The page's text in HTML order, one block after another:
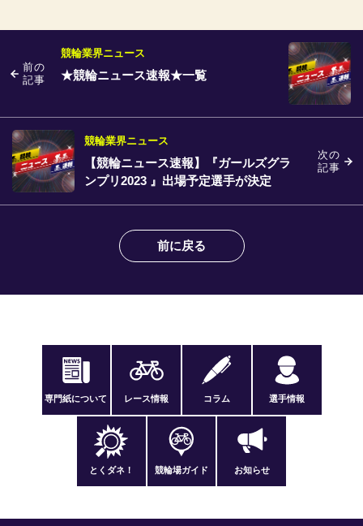
前の
記事
競輪業界ニュース
★競輪ニュース速報★一覧
次の
記事
競輪業界ニュース
【競輪ニュース速報】『ガールズグラ
ンプリ2023 』出場予定選手が決定
前に戻る
専門紙について レース情報 コラム 選手情報
とくダネ！ 競輪場ガイド お知らせ